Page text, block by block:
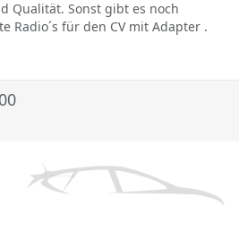
Qualität. Sonst gibt es noch
Radio´s für den CV mit Adapter .